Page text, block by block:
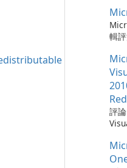
保
可
時
您
容
需
仔
自
會
腦
序
點
它
瀏
速
更
務
旨
高
提
入
現
輯
瀏
器
全
深
統
加
能
評
by